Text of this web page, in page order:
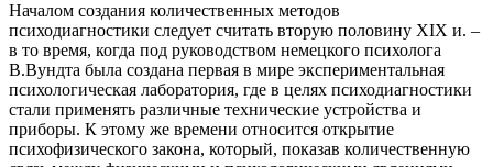
Началом создания количественных методов
психодиагностики следует считать вторую половину XIX и. –
в то время, когда под руководством немецкого психолога
В.Вундта была создана первая в мире экспериментальная
психологическая лаборатория, где в целях психодиагностики
стали применять различные технические устройства и
приборы. К этому же времени относится открытие
психофизического закона, который, показав количественную